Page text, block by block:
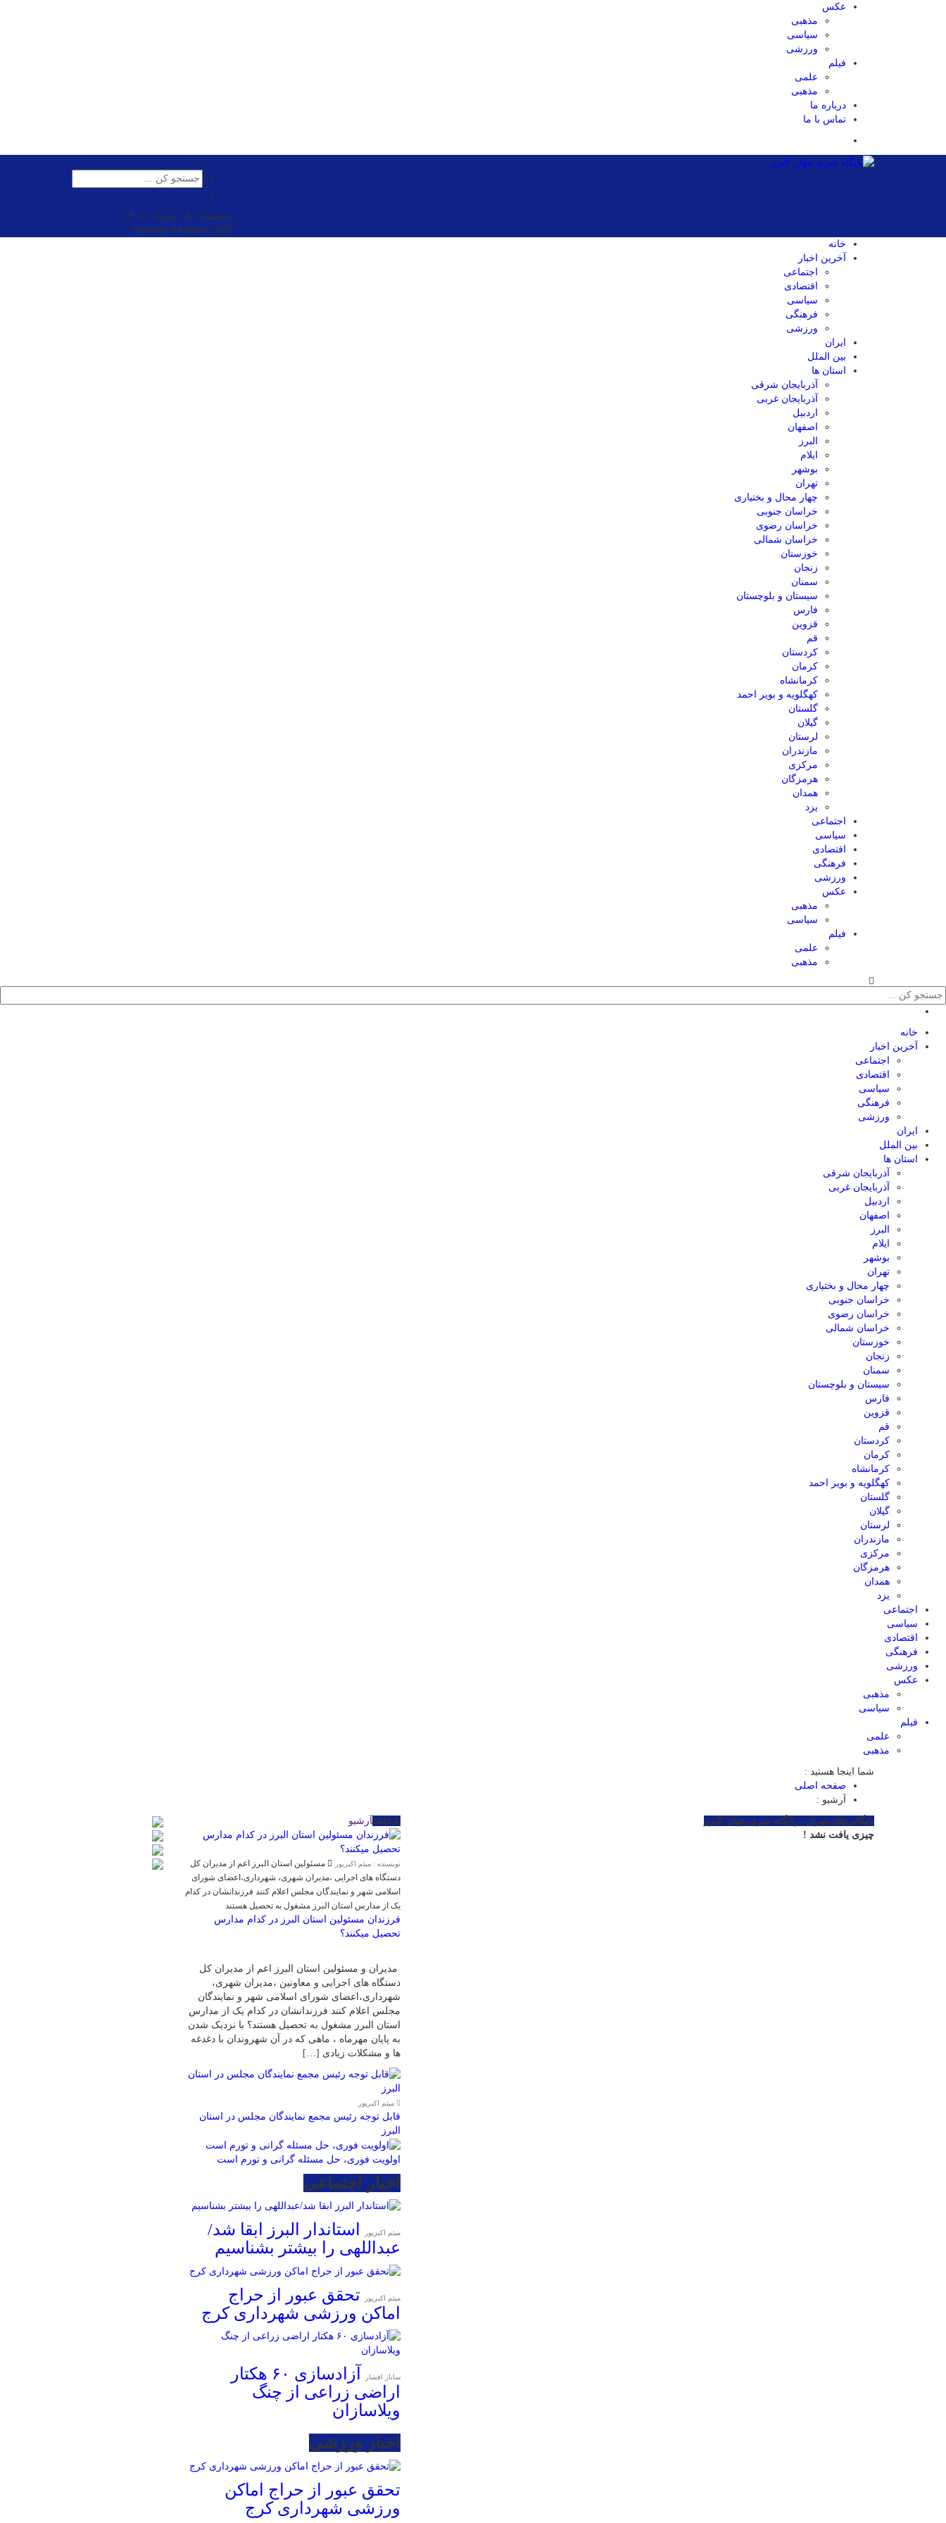
عکس
مذهبی
سیاسی
ورزشی
فیلم
علمی
مذهبی
درباره ما
تماس با ما
پنجشنبه / ۱۵ مرداد / ۱۴۰۵
Thursday, 6 August , 2026
خانه
آخرین اخبار
اجتماعی
اقتصادی
سیاسی
فرهنگی
ورزشی
ایران
بین الملل
استان ها
آذربایجان شرقی
آذربایجان غربی
اردبیل
اصفهان
البرز
ایلام
بوشهر
تهران
چهار محال و بختیاری
خراسان جنوبی
خراسان رضوی
خراسان شمالی
خوزستان
زنجان
سمنان
سیستان و بلوچستان
فارس
قزوین
قم
کردستان
کرمان
کرمانشاه
کهگلویه و بویر احمد
گلستان
گیلان
لرستان
مازندران
مرکزی
هرمزگان
همدان
یزد
اجتماعی
سیاسی
اقتصادی
فرهنگی
ورزشی
عکس
مذهبی
سیاسی
فیلم
علمی
مذهبی
خانه
آخرین اخبار
اجتماعی
اقتصادی
سیاسی
فرهنگی
ورزشی
ایران
بین الملل
استان ها
آذربایجان شرقی
آذربایجان غربی
اردبیل
اصفهان
البرز
ایلام
بوشهر
تهران
چهار محال و بختیاری
خراسان جنوبی
خراسان رضوی
خراسان شمالی
خوزستان
زنجان
سمنان
سیستان و بلوچستان
فارس
قزوین
قم
کردستان
کرمان
کرمانشاه
کهگلویه و بویر احمد
گلستان
گیلان
لرستان
مازندران
مرکزی
هرمزگان
همدان
یزد
اجتماعی
سیاسی
اقتصادی
فرهنگی
ورزشی
عکس
مذهبی
سیاسی
فیلم
علمی
مذهبی
شما اینجا هستید :
صفحه اصلی
آرشیو :
بایگانی‌های تهران - پایگاه خبری جهان البرز
چیزی یافت نشد !
یادداشتآرشیو
نویسنده : میثم اکبرپور
مسئولین استان البرز اعم از مدیران کل
دستگاه های اجرایی ،مدیران شهری، شهرداری،اعضای شورای
اسلامی شهر و نمایندگان مجلس اعلام کنند فرزندانشان در کدام
یک از مدارس استان البرز مشغول به تحصیل هستند
فرزندان مسئولین استان البرز در کدام مدارس
تحصیل میکنند؟
مدیران و مسئولین استان البرز اعم از مدیران کل
دستگاه های اجرایی و معاونین ،مدیران شهری،
شهرداری،اعضای شورای اسلامی شهر و نمایندگان
مجلس اعلام کنند فرزندانشان در کدام یک از مدارس
استان البرز مشغول به تحصیل هستند؟ با نزدیک شدن
به پایان مهرماه ، ماهی که در آن شهروندان با دغدغه
ها و مشکلات زیادی […]
میثم اکبرپور
قابل توجه رئیس مجمع نمایندگان مجلس در استان
البرز
اولویت فوری، حل مسئله گرانی و تورم است
اخبار اجتماعی
میثم اکبرپور
استاندار البرز ابقا شد/
عبداللهی را بیشتر بشناسیم
میثم اکبرپور
تحقق عبور از حراج
اماکن ورزشی شهرداری کرج
ساناز افشار
آزادسازی ۶۰ هکتار
اراضی زراعی از چنگ
ویلاسازان
اخبار ورزشی
تحقق عبور از حراج اماکن
ورزشی شهرداری کرج